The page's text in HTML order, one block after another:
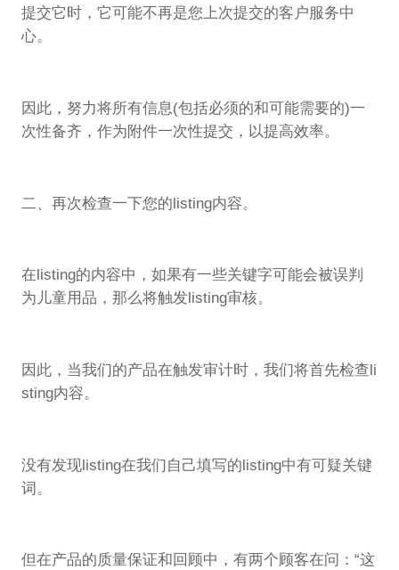
提交它时，它可能不再是您上次提交的客户服务中
心。
因此，努力将所有信息(包括必须的和可能需要的)一
次性备齐，作为附件一次性提交，以提高效率。
二、再次检查一下您的listing内容。
在listing的内容中，如果有一些关键字可能会被误判
为儿童用品，那么将触发listing审核。
因此，当我们的产品在触发审计时，我们将首先检查li
sting内容。
没有发现listing在我们自己填写的listing中有可疑关键
词。
但在产品的质量保证和回顾中，有两个顾客在问：“这